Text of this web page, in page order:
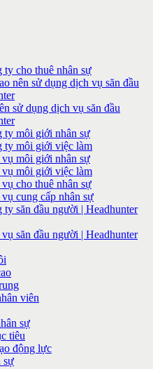
ty cho thuê nhân sự
nên sử dụng dịch vụ săn đầu
sử dụng dịch vụ săn đầu
ty môi giới nhân sự
ty môi giới việc làm
môi giới nhân sự
môi giới việc làm
cho thuê nhân sự
cung cấp nhân sự
ty săn đầu người | Headhunter
săn đầu người | Headhunter
viên
sự
tiêu
động lực
sự